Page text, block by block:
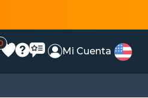
Mi Cuenta